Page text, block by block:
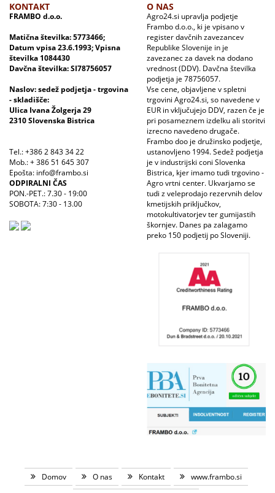
KONTAKT
FRAMBO d.o.o.
Matična številka: 5773466;
Datum vpisa 23.6.1993; Vpisna
številka 1084430
Davčna številka: SI78756057
Naslov: sedež podjetja - trgovina
- skladišče:
Ulica Ivana Žolgerja 29
2310 Slovenska Bistrica
Tel.: +386 2 843 34 22
Mob.: + 386 51 645 307
Epošta: info@frambo.si
ODPIRALNI ČAS
PON.-PET.: 7.30 - 19:00
SOBOTA: 7:30 - 13.00
O NAS
Agro24.si upravlja podjetje
Frambo d.o.o., ki je vpisano v
register davčnih zavezancev
Republike Slovenije in je
zavezanec za davek na dodano
vrednost (DDV). Davčna številka
podjetja je 78756057.
Vse cene, objavljene v spletni
trgovini Agro24.si, so navedene v
EUR in vključujejo DDV, razen če je
pri posameznem izdelku ali storitvi
izrecno navedeno drugače.
Frambo doo je družinsko podjetje,
ustanovljeno 1994. Sedež podjetja
je v industrijski coni Slovenka
Bistrica, kjer imamo tudi trgovino -
Agro vrtni center. Ukvarjamo se
tudi z veleprodajo rezervnih delov
kmetijskih priključkov,
motokultivatorjev ter gumijastih
škornjev. Danes pa zalagamo
preko 150 podjetij po Sloveniji.
Domov O nas Kontakt
www.frambo.si